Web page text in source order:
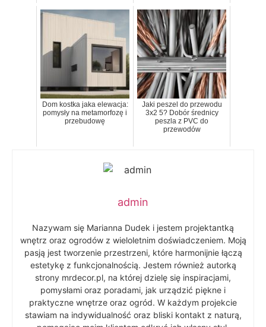
Dom kostka jaka elewacja:
pomysły na metamorfozę i
przebudowę
Jaki peszel do przewodu
3x2 5? Dobór średnicy
peszla z PVC do
przewodów
admin
Nazywam się Marianna Dudek i jestem projektantką
wnętrz oraz ogrodów z wieloletnim doświadczeniem. Moją
pasją jest tworzenie przestrzeni, które harmonijnie łączą
estetykę z funkcjonalnością. Jestem również autorką
strony mrdecor.pl, na której dzielę się inspiracjami,
pomysłami oraz poradami, jak urządzić piękne i
praktyczne wnętrze oraz ogród. W każdym projekcie
stawiam na indywidualność oraz bliski kontakt z naturą,